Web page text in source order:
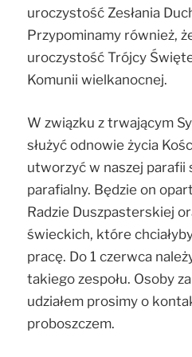
uroczystość Zesłania
Przypominamy również,
uroczystość Trójcy
Komunii wielkanocnej.
W związku z trwającym
służyć odnowie życia
utworzyć w naszej parafii
parafialny. Będzie on
Radzie Duszpasterskiej
świeckich, które
pracę. Do 1 czerwca
takiego zespołu. Osoby
udziałem prosimy o
proboszczem.